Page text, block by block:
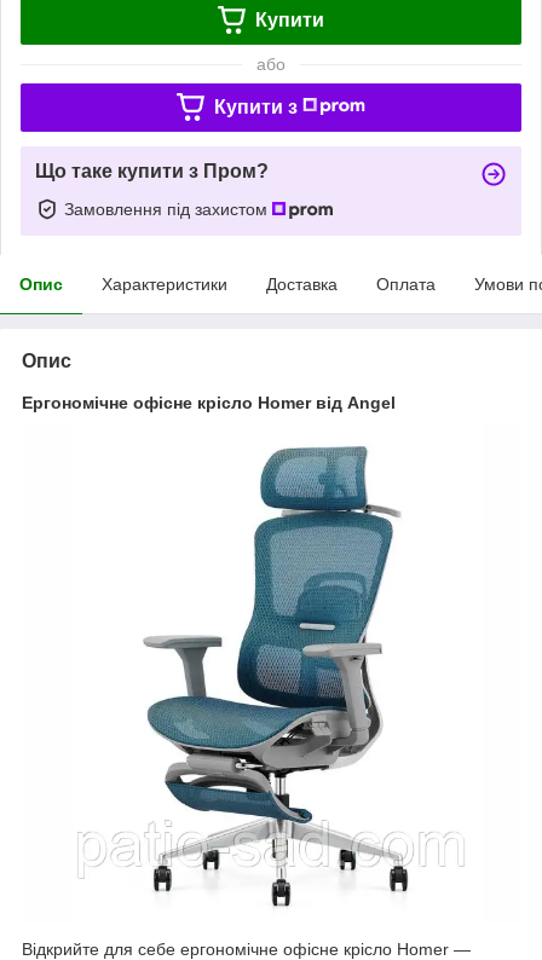
Купити
або
Купити з
Що таке купити з Пром?
Замовлення під захистом
Опис Характеристики Доставка Оплата Умови
Опис
Ергономічне офісне крісло Homer від Angel
Відкрийте для себе ергономічне офісне крісло Homer —